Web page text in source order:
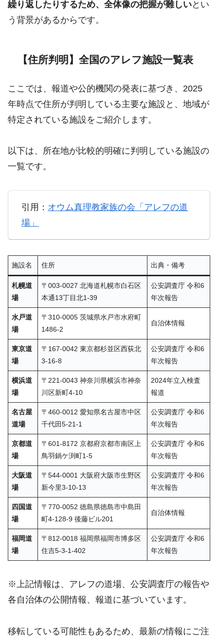
繰り返したりするため、全体像の把握が難しいとい
う背景があるからです。
【住所判明】全国のアレフ施設一覧表
ここでは、報道や公的機関の発表に基づき、2025
年時点で住所が判明している主要な施設と、地域が
特定されている施設をご紹介します。
以下は、所在地が比較的明確に判明している施設の
一覧です。
引用： オウム真理教家族の会「アレフの道
場」
施設名 住所 出典・備考
札幌道
場
〒003-0027 北海道札幌市白石区
本通13丁目北1-39
公安調査庁 令和6
年次報告
水戸道
場
〒310-0005 茨城県水戸市水府町
1486-2
自治体情報
東京道
場
〒167-0042 東京都杉並区西荻北
3-16-8
公安調査庁 令和6
年次報告
横浜道
場
〒221-0043 神奈川県横浜市神奈
川区新町4-10
2024年立入検査
報道
名古屋
道場
〒460-0012 愛知県名古屋市中区
千代田5-21-1
公安調査庁 令和6
年次報告
京都道
場
〒601-8172 京都府京都市南区上
鳥羽鍋ケ渕町1-5
公安調査庁 令和6
年次報告
大阪道
場
〒544-0001 大阪府大阪市生野区
新今里3-10-13
公安調査庁 令和6
年次報告
四国道
場
〒770-0052 徳島県徳島市中島田
町4-128-9 後藤ビル201
自治体情報
福岡道
場
〒812-0018 福岡県福岡市博多区
住吉5-3-1-402
公安調査庁 令和6
年次報告
※上記情報は、アレフの道場、公安調査庁の報告や
各自治体の公開情報、報道に基づいています。
移転している可能性もあるため、最新の情報にご注